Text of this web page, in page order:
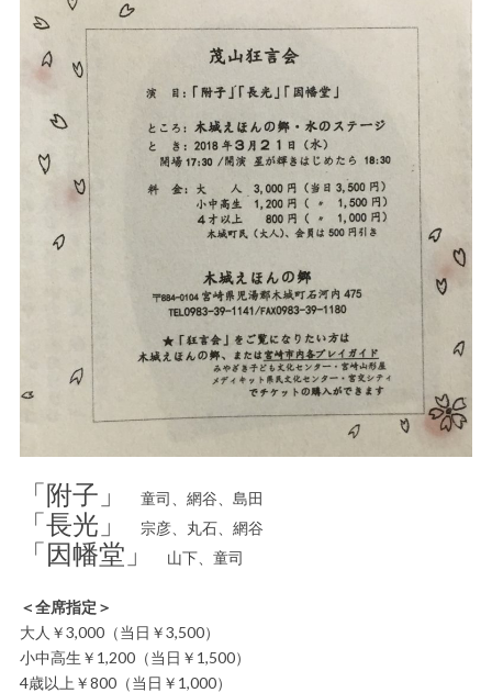
「附子」 童司、網谷、島田
「長光」 宗彦、丸石、網谷
「因幡堂」 山下、童司
＜全席指定＞
大人￥3,000（当日￥3,500）
小中高生￥1,200（当日￥1,500）
4歳以上￥800（当日￥1,000）